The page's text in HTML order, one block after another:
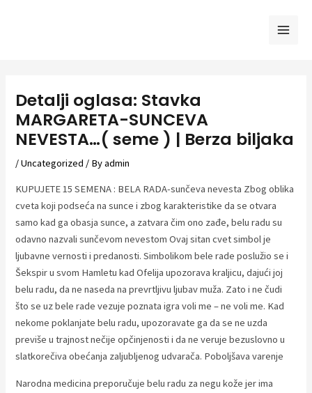
Detalji oglasa: Stavka
MARGARETA-SUNCEVA
NEVESTA…( seme ) | Berza biljaka
/Uncategorized / Byadmin
KUPUJETE 15 SEMENA : BELA RADA-sunčeva nevesta Zbog oblika
cveta koji podseća na sunce i zbog karakteristike da se otvara
samo kad ga obasja sunce, a zatvara čim ono zađe, belu radu su
odavno nazvali sunčevom nevestom Ovaj sitan cvet simbol je
ljubavne vernosti i predanosti. Simbolikom bele rade poslužio se i
Šekspir u svom Hamletu kad Ofelija upozorava kraljicu, dajući joj
belu radu, da ne naseda na prevrtljivu ljubav muža. Zato i ne čudi
što se uz bele rade vezuje poznata igra voli me – ne voli me. Kad
nekome poklanjate belu radu, upozoravate ga da se ne uzda
previše u trajnost nečije opčinjenosti i da ne veruje bezuslovno u
slatkorečiva obećanja zaljubljenog udvarača. Poboljšava varenje
Narodna medicina preporučuje belu radu za negu kože jer ima